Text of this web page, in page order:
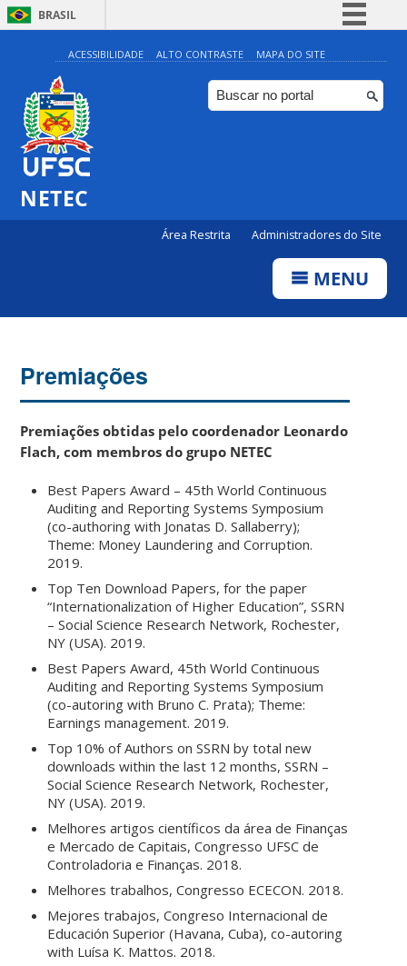
BRASIL
Simplifique!
Comunica BR
Participe
ACESSIBILIDADE ALTO CONTRASTE MAPA DO SITE
NETEC
Área Restrita Administradores do Site
MENU
Premiações
Premiações obtidas pelo coordenador Leonardo
Flach, com membros do grupo NETEC
Best Papers Award – 45th World Continuous
Auditing and Reporting Systems Symposium
(co-authoring with Jonatas D. Sallaberry);
Theme: Money Laundering and Corruption.
2019.
Top Ten Download Papers, for the paper
“Internationalization of Higher Education”, SSRN
– Social Science Research Network, Rochester,
NY (USA). 2019.
Best Papers Award, 45th World Continuous
Auditing and Reporting Systems Symposium
(co-autoring with Bruno C. Prata); Theme:
Earnings management. 2019.
Top 10% of Authors on SSRN by total new
downloads within the last 12 months, SSRN –
Social Science Research Network, Rochester,
NY (USA). 2019.
Melhores artigos científicos da área de Finanças
e Mercado de Capitais, Congresso UFSC de
Controladoria e Finanças. 2018.
Melhores trabalhos, Congresso ECECON. 2018.
Mejores trabajos, Congreso Internacional de
Educación Superior (Havana, Cuba), co-autoring
with Luísa K. Mattos. 2018.